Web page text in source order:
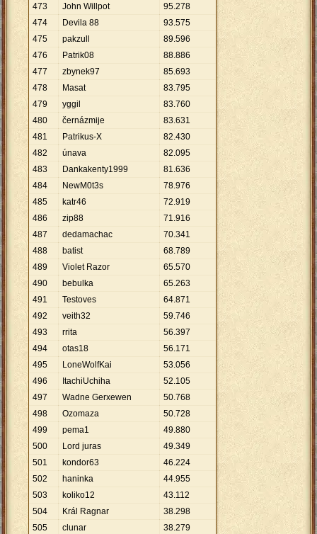
473
John Willpot 95.278
474
Devila 88 93.575
475
pakzull 89.596
476
Patrik08 88.886
477
zbynek97 85.693
478
Masat 83.795
479
yggil 83.760
480
černázmije 83.631
481
Patrikus-X 82.430
482
únava 82.095
483
Dankakenty1999 81.636
484
NewM0t3s 78.976
485
katr46 72.919
486
zip88 71.916
487
dedamachac 70.341
488
batist 68.789
489
Violet Razor 65.570
490
bebulka 65.263
491
Testoves 64.871
492
veith32 59.746
493
rrita 56.397
494
otas18 56.171
495
LoneWolfKai 53.056
496
ItachiUchiha 52.105
497
Wadne Gerxewen 50.768
498
Ozomaza 50.728
499
pema1 49.880
500
Lord juras 49.349
501
kondor63 46.224
502
haninka 44.955
503
koliko12 43.112
504
Král Ragnar 38.298
505
clunar 38.279